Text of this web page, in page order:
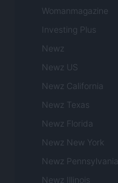
Womanmagazine
Investing Plus
Newz
Newz US
Newz California
Newz Texas
Newz Florida
Newz New York
Newz Pennsylvania
Newz Illinois